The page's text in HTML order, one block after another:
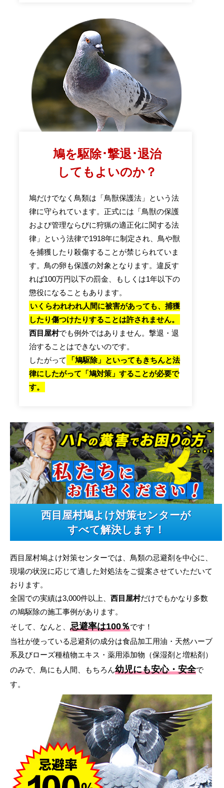
鳩を駆除･撃退･退治
してもよいのか？
鳩だけでなく鳥類は「鳥獣保護法」という法
律に守られています。正式には「鳥獣の保護
および管理ならびに狩猟の適正化に関する法
律」という法律で1918年に制定され、鳥や獣
を捕獲したり殺傷することが禁じられていま
す。鳥の卵も保護の対象となります。違反す
れば100万円以下の罰金、もしくは1年以下の
懲役になることもあります。
いくらわれわれ人間に被害があっても、捕獲
したり傷つけたりすることは許されません。
西目屋村でも例外ではありません。撃退・退
治することはできないのです。
したがって
「鳩駆除」といってもきちんと法
律にしたがって「鳩対策」することが必要で
す。
西目屋村鳩よけ対策センターが
すべて解決します！
西目屋村鳩よけ対策センターでは、鳥類の忌避剤を中心に、
現場の状況に応じて適した対処法をご提案させていただいて
おります。
全国での実績は3,000件以上、 西目屋村だけでもかなり多数
の鳩駆除の施工事例があります。
そして、なんと、 忌避率は100％です！
当社が使っている忌避剤の成分は食品加工用油・天然ハーブ
系及びローズ種植物エキス・薬用添加物（保湿剤と増粘剤）
のみで、鳥にも人間、もちろん幼児にも安心・安全で
す。